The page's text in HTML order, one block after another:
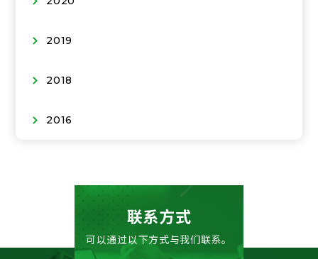
2019
2018
2016
联系方式
可以通过以下方式与我们联系。